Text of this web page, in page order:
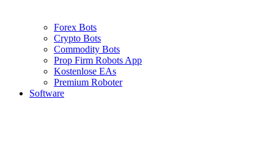
Forex Bots
Crypto Bots
Commodity Bots
Prop Firm Robots App
Kostenlose EAs
Premium Roboter
Software